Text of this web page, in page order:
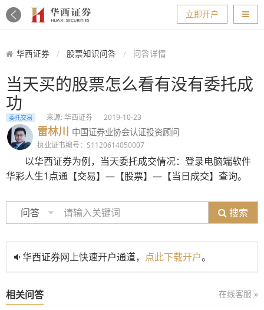
导航
立即开户
华西证券 股票知识问答 问答详情
当天买的股票怎么看有没有委托成
功
委托交易 来源: 华西证券 2019-10-23
雷林川 中国证券业协会认证投资顾问
执业证书编号：S1120614050007
以华西证券为例，当天委托成交情况：登录电脑端软件
华彩人生1点通【交易】—【股票】—【当日成交】查询。
问答 搜索
华西证券网上快速开户通道， 点此下载开户。
相关问答 在线客服 »